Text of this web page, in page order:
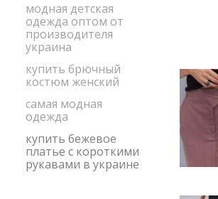
оранжевый
розовый
салатовый
серый
синий
черный
модная детская
одежда оптом от
производителя
украина
купить брючный
костюм женский
самая модная
одежда
купить бежевое
платье с короткими
рукавами в украине